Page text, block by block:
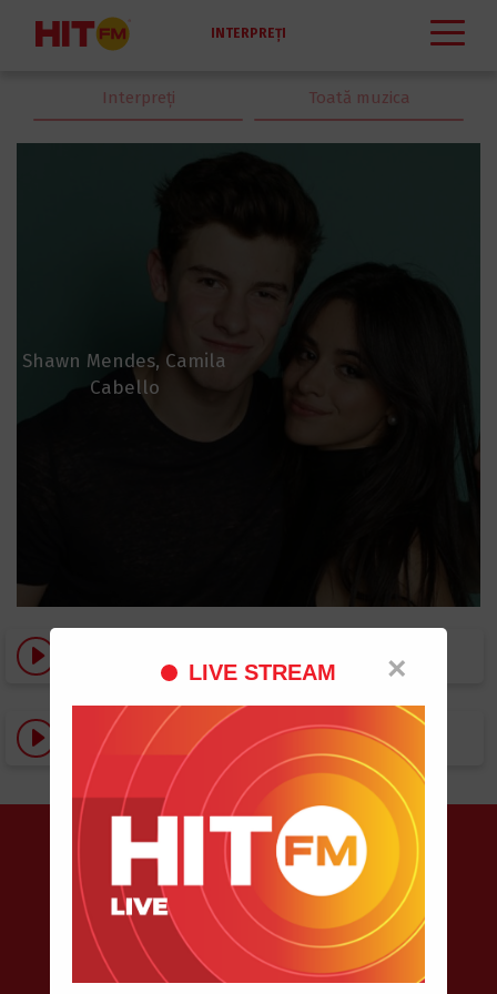
INTERPREŢI
×
LIVE STREAM
Interpreţi Toată muzica
Shawn Mendes, Camila
Cabello
Senorita (Amice Remix)
Despre HIT FM
POSTUL DE RADIO #1 ÎN MOLDOVA, UNDE ASCULŢI
DOAR HITURI. HIT DUPĂ HIT!
Contacte
Telefon pentru informaţii: 022 811 210